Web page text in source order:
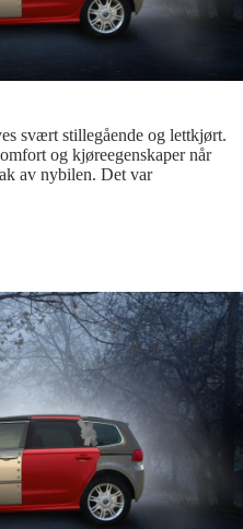
svært stillegående og lettkjørt.
og kjøreegenskaper når
av nybilen. Det var